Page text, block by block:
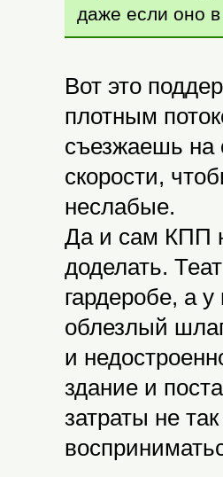
даже если оно
Вот это
плотным
съезжаешь на
скорости,
неслабые.
Да и сам КПП
доделать.
гардеробе, а
облезлый
и
здание и
затраты не